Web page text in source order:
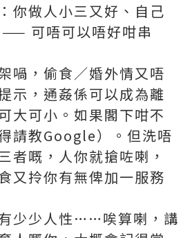
你做人小三又好、自己
可唔可以唔好咁串
喎，偷食／婚外情又唔
示，通姦係可以成為離
大可小。如果閣下咁不
請教Google）。但洗唔
者嘅，人你就搶咗喇，
又拎你有無俾加一服務
少少人性……唉算喇，講